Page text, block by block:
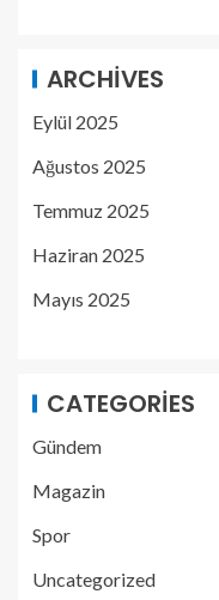
ARCHIVES
Eylül 2025
Ağustos 2025
Temmuz 2025
Haziran 2025
Mayıs 2025
CATEGORIES
Gündem
Magazin
Spor
Uncategorized